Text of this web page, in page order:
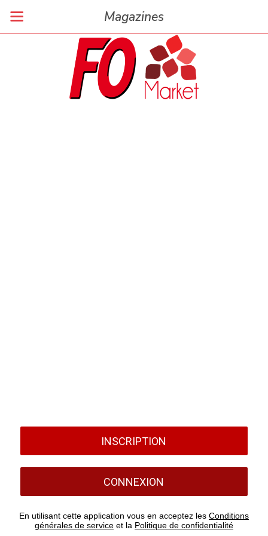
Magazines
INSCRIPTION
CONNEXION
En utilisant cette application vous en acceptez les Conditions
générales de service et la Politique de confidentialité